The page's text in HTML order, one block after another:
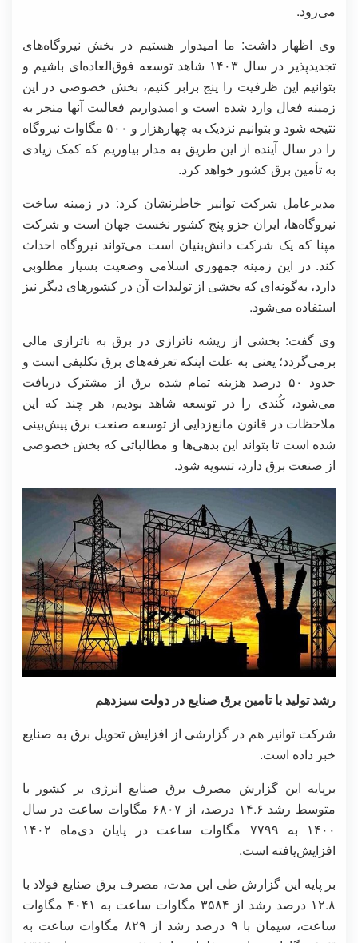
می‌رود.
وی اظهار داشت: ما امیدوار هستیم در بخش نیروگاه‌های
تجدیدپذیر در سال ۱۴۰۳ شاهد توسعه فوق‌العاده‌ای باشیم و
بتوانیم این ظرفیت را پنج برابر کنیم، بخش خصوصی در این
زمینه فعال وارد شده است و امیدواریم فعالیت آنها منجر به
نتیجه شود و بتوانیم نزدیک به چهارهزار و ۵۰۰ مگاوات نیروگاه
را در سال آینده از این طریق به مدار بیاوریم که کمک زیادی
به تأمین برق کشور خواهد کرد.
مدیرعامل شرکت توانیر خاطرنشان کرد: در زمینه ساخت
نیروگاه‌ها، ایران جزو پنج کشور نخست جهان است و شرکت
مپنا که یک شرکت دانش‌بنیان است می‌تواند نیروگاه احداث
کند. در این زمینه جمهوری اسلامی وضعیت بسیار مطلوبی
دارد، به‌گونه‌ای که بخشی از تولیدات آن در کشورهای دیگر نیز
استفاده می‌شود.
و️ی گفت: بخشی از ریشه ناترازی در برق به ناترازی مالی
برمی‌گردد؛ یعنی به علت اینکه تعرفه‌های برق تکلیفی است و
حدود ۵۰ درصد هزینه تمام شده برق از مشترک دریافت
می‌شود، کُندی را در توسعه شاهد بودیم، هر چند که این
ملاحظات در قانون مانع‌زدایی از توسعه صنعت برق پیش‌بینی
شده است تا بتواند این بدهی‌ها و مطالباتی که بخش خصوصی
از صنعت برق دارد، تسویه شود.
رشد تولید با تامین برق صنایع در دولت سیزدهم
شرکت توانیر هم در گزارشی از افزایش تحویل برق به صنایع
خبر داده است.
برپایه این گزارش مصرف برق صنایع انرژی بر کشور با
متوسط رشد ۱۴.۶ درصد، از ۶۸۰۷ مگاوات ساعت در سال
۱۴۰۰ به ۷۷۹۹ مگاوات ساعت در پایان دی‌ماه ۱۴۰۲
افزایش‌یافته است.
بر پایه این گزارش طی این مدت، مصرف برق صنایع فولاد با
۱۲.۸ درصد رشد از ۳۵۸۴ مگاوات ساعت به ۴۰۴۱ مگاوات
ساعت، سیمان با ۹ درصد رشد از ۸۲۹ مگاوات ساعت به